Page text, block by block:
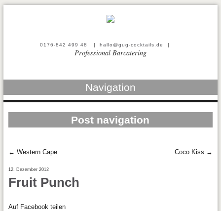
0176-842 499 48 | hallo@gug-cocktails.de |
Professional Barcatering
Navigation
Post navigation
← Western Cape Coco Kiss →
12. Dezember 2012
Fruit Punch
Auf Facebook teilen